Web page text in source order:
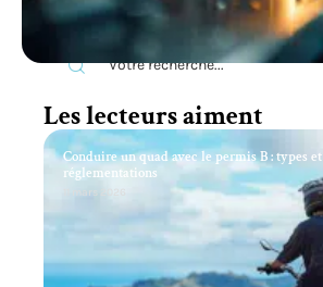
Recherche
Les lecteurs aiment
Conduire un quad avec le permis B : types et
réglementations
11 mars 2026